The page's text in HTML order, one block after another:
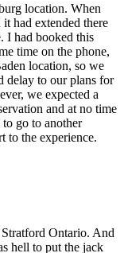
location. When
had extended there
I had booked this
time on the phone,
location, so we
delay to our plans for
we expected a
and at no time
go to another
to the experience.
Ontario. And
hell to put the jack